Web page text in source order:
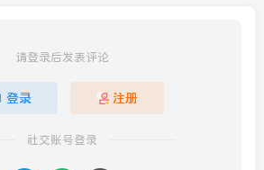
请登录后发表评论
登录 注册
社交账号登录